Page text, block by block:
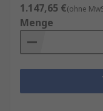
1.147,65 €(ohne
Menge